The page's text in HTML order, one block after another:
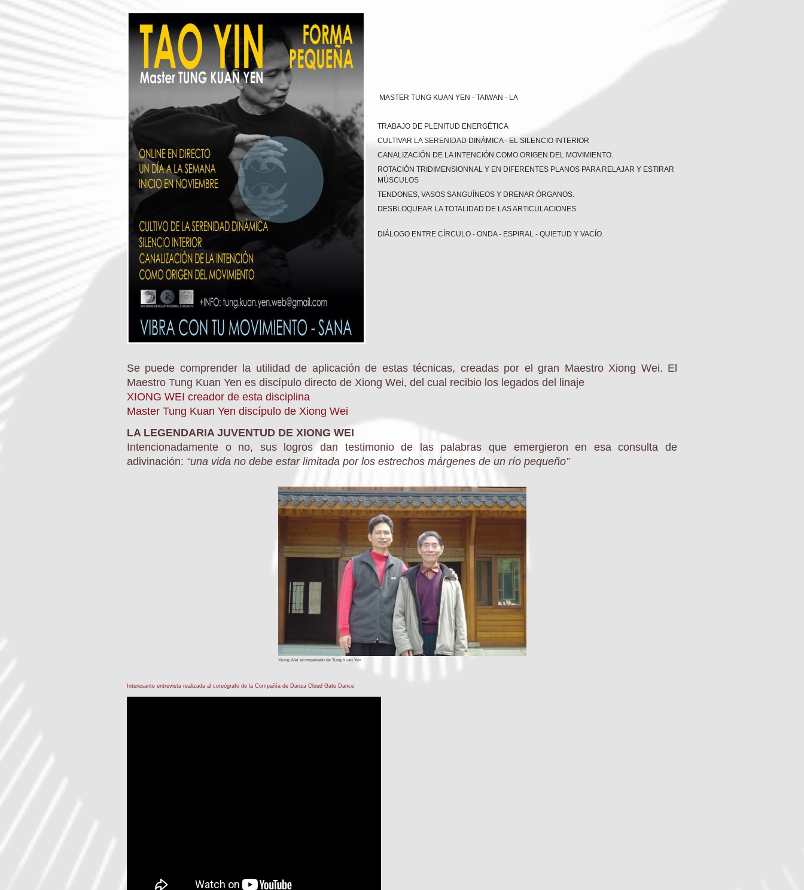
MASTER TUNG KUAN YEN - TAIWAN - LA
TRABAJO DE PLENITUD ENERGÉTICA
CULTIVAR LA SERENIDAD DINÁMICA - EL SILENCIO INTERIOR
CANALIZACIÓN DE LA INTENCIÓN COMO ORIGEN DEL MOVIMIENTO.
ROTACIÓN TRIDIMENSIONNAL Y EN DIFERENTES PLANOS PARA RELAJAR Y ESTIRAR
MÚSCULOS
TENDONES, VASOS SANGUÍNEOS Y DRENAR ÓRGANOS.
DESBLOQUEAR LA TOTALIDAD DE LAS ARTICULACIONES.
DIÁLOGO ENTRE CÍRCULO - ONDA - ESPIRAL - QUIETUD Y VACÍO.
Se puede comprender la utilidad de aplicación de estas técnicas, creadas por el gran Maestro Xiong Wei. El
Maestro Tung Kuan Yen es discípulo directo de Xiong Wei, del cual recibio los legados del linaje
XIONG WEI creador de esta disciplina
Master Tung Kuan Yen discípulo de Xiong Wei
LA LEGENDARIA JUVENTUD DE XIONG WEI
Intencionadamente o no, sus logros dan testimonio de las palabras que emergieron en esa consulta de
adivinación: “una vida no debe estar limitada por los estrechos márgenes de un río pequeño”
Xiong Wei acompañado de Tung Kuan Yen
nteresante entrevista realizada al coreógrafo de la Compañía de Danza Cloud Gate Dance